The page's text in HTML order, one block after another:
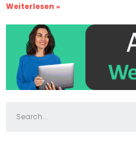
Weiterlesen »